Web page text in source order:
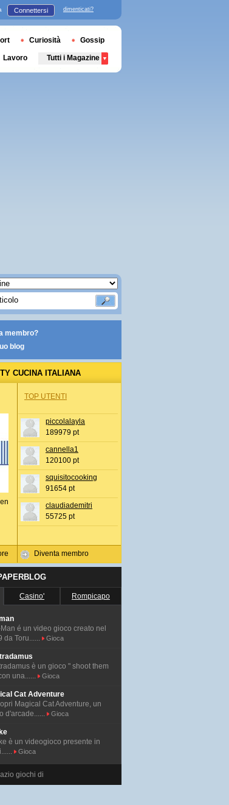
membro?
blog
CUCINA ITALIANA
TOP UTENTI
piccolalayla
189979 pt
cannella1
120100 pt
squisitocooking
91654 pt
claudiademitri
55725 pt
Diventa membro
Casino' Rompicapo
Man é un video gioco creato nel
da Toru......
Gioca
è un gioco " shoot them
una......
Gioca
Cat Adventure
Magical Cat Adventure, un
d'arcade......
Gioca
è un videogioco presente in
Gioca
giochi di
Connettersi dimenticati?
Curiosità Gossip
Lavoro Tutti i Magazine